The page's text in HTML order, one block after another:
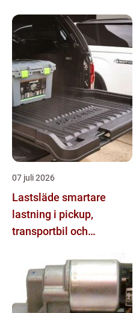
07 juli 2026
Lastsläde smartare
lastning i pickup,
transportbil och